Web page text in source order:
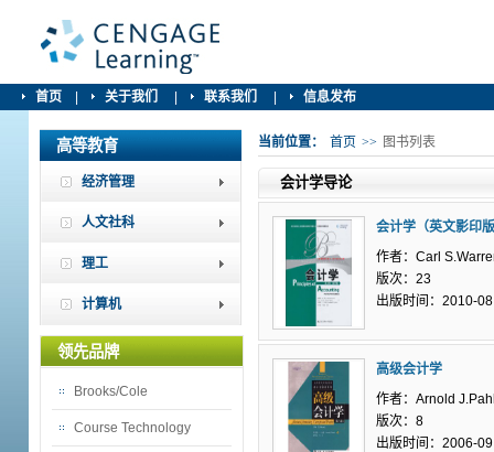
首页 关于我们 联系我们 信息发布
高等教育
经济管理
人文社科
理工
计算机
领先品牌
Brooks/Cole
Course Technology
当前位置： 首页 >> 图书列表
会计学导论
会计学（英文影印
作者：Carl
版次：23
出版时间：2010-08
高级会计学
作者：Arnold
版次：8
出版时间：2006-09